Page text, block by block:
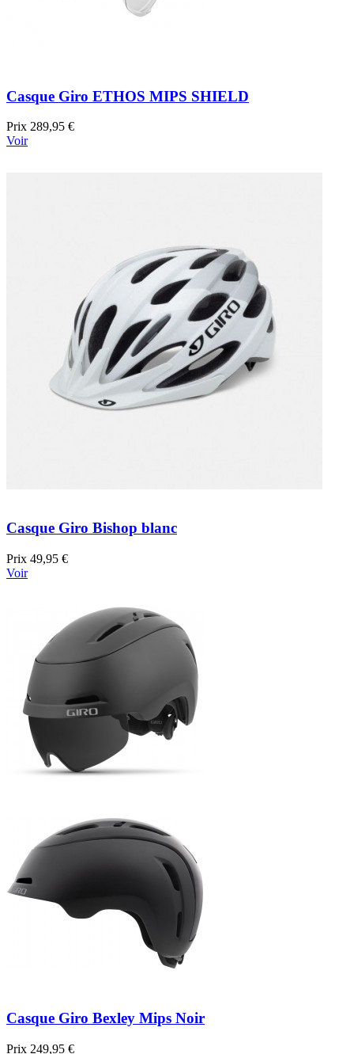
Casque Giro ETHOS MIPS SHIELD
Prix 289,95 €
Voir
Casque Giro Bishop blanc
Prix 49,95 €
Voir
Casque Giro Bexley Mips Noir
Prix 249,95 €